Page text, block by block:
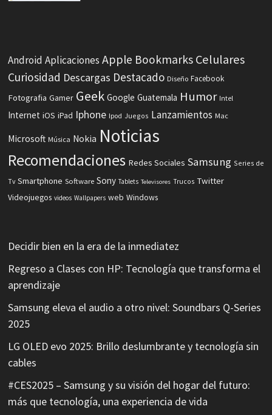
Android Aplicaciones Apple Bookmarks Celulares
Curiosidad Descargas Destacado Diseño Facebook
Fotografia Gamer Geek Google Guatemala Humor Intel
Internet iOS iPad Iphone Ipod Juegos Lanzamientos Mac
Microsoft Música Nokia Noticias
Recomendaciones Redes Sociales Samsung Series de
Tv Smartphone Software Sony Tablets Televisores Trucos Twitter
Videojuegos videos Wallpapers web Windows
Decidir bien en la era de la inmediatez
Regreso a Clases con HP: Tecnología que transforma el
aprendizaje
Samsung eleva el audio a otro nivel: Soundbars Q-Series
2025
LG OLED evo 2025: Brillo deslumbrante y tecnología sin
cables
#CES2025 – Samsung y su visión del hogar del futuro:
más que tecnología, una experiencia de vida